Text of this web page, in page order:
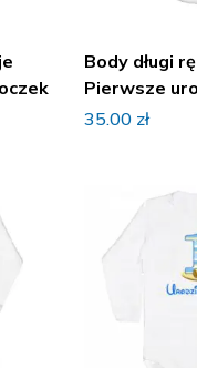
Body długi
Pierwsze
35.00 zł